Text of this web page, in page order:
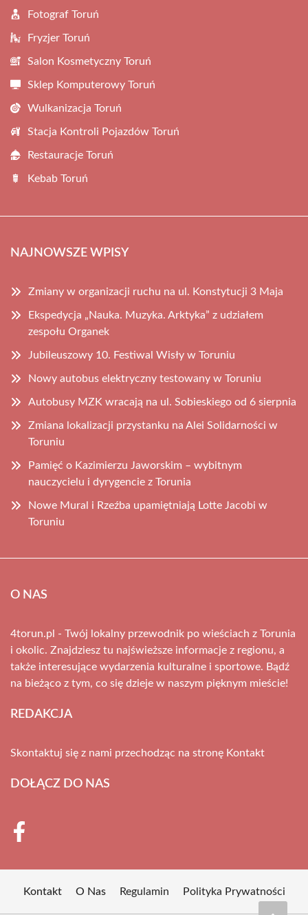
Fotograf Toruń
Fryzjer Toruń
Salon Kosmetyczny Toruń
Sklep Komputerowy Toruń
Wulkanizacja Toruń
Stacja Kontroli Pojazdów Toruń
Restauracje Toruń
Kebab Toruń
NAJNOWSZE WPISY
Zmiany w organizacji ruchu na ul. Konstytucji 3 Maja
Ekspedycja „Nauka. Muzyka. Arktyka” z udziałem
zespołu Organek
Jubileuszowy 10. Festiwal Wisły w Toruniu
Nowy autobus elektryczny testowany w Toruniu
Autobusy MZK wracają na ul. Sobieskiego od 6 sierpnia
Zmiana lokalizacji przystanku na Alei Solidarności w
Toruniu
Pamięć o Kazimierzu Jaworskim – wybitnym
nauczycielu i dyrygencie z Torunia
Nowe Mural i Rzeźba upamiętniają Lotte Jacobi w
Toruniu
O NAS
4torun.pl - Twój lokalny przewodnik po wieściach z Torunia
i okolic. Znajdziesz tu najświeższe informacje z regionu, a
także interesujące wydarzenia kulturalne i sportowe. Bądź
na bieżąco z tym, co się dzieje w naszym pięknym mieście!
REDAKCJA
Skontaktuj się z nami przechodząc na stronę Kontakt
DOŁĄCZ DO NAS
Kontakt O Nas Regulamin Polityka Prywatności